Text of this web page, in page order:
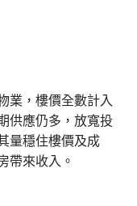
業，樓價全數計入
供應仍多，放寬投
量穩住樓價及成
帶來收入。